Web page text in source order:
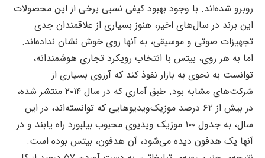
روبرو شده‌اند. با وجود بهبود کیفی نسبی برخی از این محصولات
این برند در سال‌های اخیر، هنوز بسیاری از علاقمندان جدی
تجهیزات صوتی و موسیقی، به آنها روی خوش نشان نداده‌اند.
اما به هر روی، بیتس با انتخاب رویکرد تجاری هوشمندانه،
توانست به نحوی به بازار نفوذ کند که آرزوی بسیاری از
شرکت‌های مشابه بود. طبق آماری که در سال ۲۰۱۴ منتشر شده،
در بیش از ۶۲ درصد موزیک‌ویدیوهایی که توانسته‌اند، در این
سال، به جدول ۱۰۰ موزیک ویدیوی محبوب بیلبورد راه یابند و در
آنها یک هدفون دیده می‌شود، آن هدفون، بیتس بوده است.